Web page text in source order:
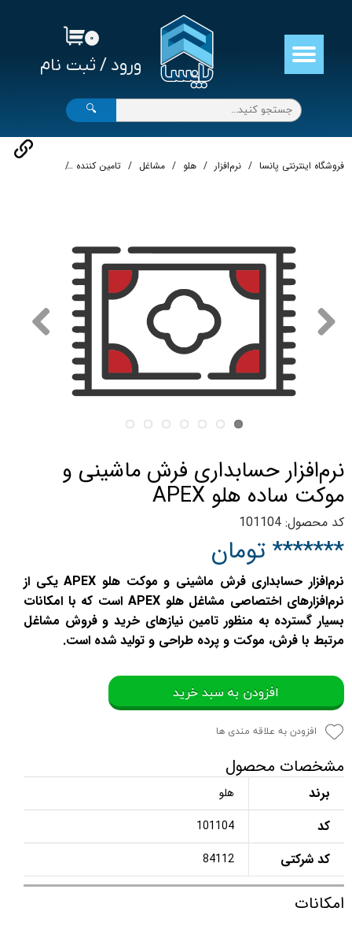
ورود / ثبت نام
حساب کاربری من
تغییر گذر واژه
سفارشات
خروج از حساب کاربری
۰
🔍
فروشگاه اینترنتی پانسا نرم‌افزار هلو مشاغل تامین کننده
نرم‌افزار حسابداری فرش ماشینی و
موکت ساده هلو APEX
کد محصول: 101104
******* تومان
نرم‌افزار حسابداری فرش ماشینی و موکت هلو APEX یکی از
نرم‌افزارهای اختصاصی مشاغل هلو APEX است که با امکانات
بسیار گسترده به منظور تامین نیازهای خرید و فروش مشاغل
مرتبط با فرش، موکت و پرده طراحی و تولید شده است.
افزودن به سبد خرید
افزودن به علاقه مندی ها
مشخصات محصول
برند هلو
کد 101104
کد شرکتی 84112
امکانات